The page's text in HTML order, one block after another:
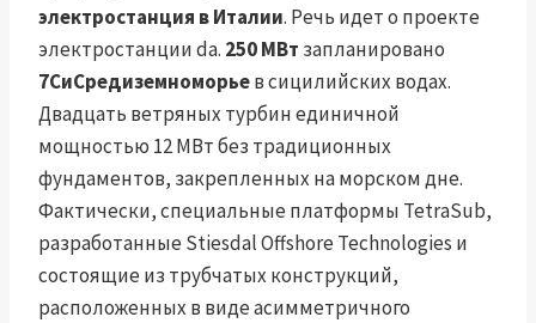
электростанция в Италии. Речь идет о проекте
электростанции da. 250 МВт запланировано
7СиСредиземноморьев сицилийских водах.
Двадцать ветряных турбин единичной
мощностью 12 МВт без традиционных
фундаментов, закрепленных на морском дне.
Фактически, специальные платформы TetraSub,
разработанные Stiesdal Offshore Technologies и
состоящие из трубчатых конструкций,
расположенных в виде асимметричного